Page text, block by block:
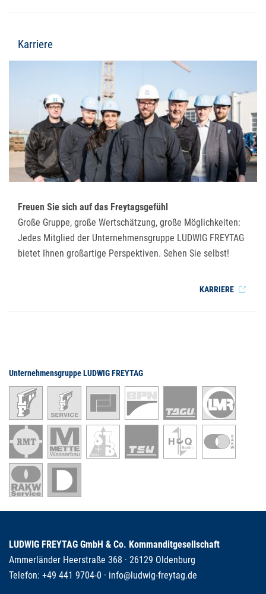
Karriere
Freuen Sie sich auf das Freytagsgefühl
Große Gruppe, große Wertschätzung, große Möglichkeiten:
Jedes Mitglied der Unternehmensgruppe LUDWIG FREYTAG
bietet Ihnen großartige Perspektiven. Sehen Sie selbst!
KARRIERE
Unternehmensgruppe LUDWIG FREYTAG
LUDWIG FREYTAG GmbH & Co. Kommanditgesellschaft
Ammerländer Heerstraße 368 · 26129 Oldenburg
Telefon: +49 441 9704-0 · info@ludwig-freytag.de